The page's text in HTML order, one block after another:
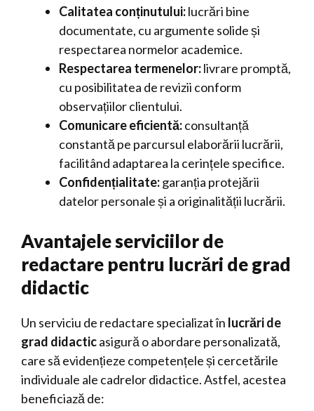
Calitatea conținutului:lucrări bine
documentate, cu argumente solide și
respectarea normelor academice.
Respectarea termenelor:livrare promptă,
cu posibilitatea de revizii conform
observațiilor clientului.
Comunicare eficientă:consultanță
constantă pe parcursul elaborării lucrării,
facilitând adaptarea la cerințele specifice.
Confidențialitate:garanția protejării
datelor personale și a originalității lucrării.
Avantajele serviciilor de
redactare pentru lucrări de grad
didactic
Un serviciu de redactare specializat în lucrări de
grad didacticasigură o abordare personalizată,
care să evidențieze competențele și cercetările
individuale ale cadrelor didactice. Astfel, acestea
beneficiază de: